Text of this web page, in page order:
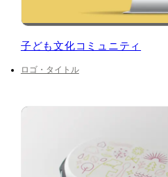
子ども文化コミュニティ
ロゴ・タイトル